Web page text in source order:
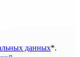
данных*.